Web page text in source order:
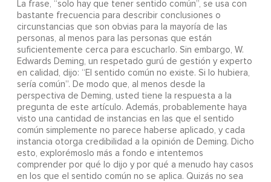
La frase, “solo hay que tener sentido común”, se usa con
bastante frecuencia para describir conclusiones o
circunstancias que son obvias para la mayoría de las
personas, al menos para las personas que están
suficientemente cerca para escucharlo. Sin embargo, W.
Edwards Deming, un respetado gurú de gestión y experto
en calidad, dijo: “El sentido común no existe. Si lo hubiera,
sería común”. De modo que, al menos desde la
perspectiva de Deming, usted tiene la respuesta a la
pregunta de este artículo. Además, probablemente haya
visto una cantidad de instancias en las que el sentido
común simplemente no parece haberse aplicado, y cada
instancia otorga credibilidad a la opinión de Deming. Dicho
esto, explorémoslo más a fondo e intentemos
comprender por qué lo dijo y por qué a menudo hay casos
en los que el sentido común no se aplica. Quizás no sea